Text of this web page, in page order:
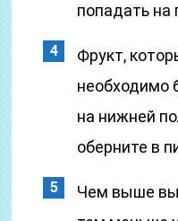
попадать на
Фрукт,
необходимо
на нижней
оберните в
Чем выше вы